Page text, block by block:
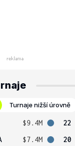
Turnaje nižší úrovně
$9.4M
22
$7.4M 20